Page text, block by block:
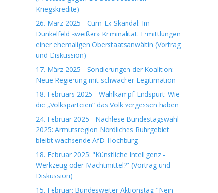
Kriegskredite)
26. März 2025 - Cum-Ex-Skandal: Im
Dunkelfeld «weißer» Kriminalität. Ermittlungen
einer ehemaligen Oberstaatsanwältin (Vortrag
und Diskussion)
17. März 2025 - Sondierungen der Koalition:
Neue Regierung mit schwacher Legitimation
18. Februars 2025 - Wahlkampf-Endspurt: Wie
die „Volksparteien“ das Volk vergessen haben
24. Februar 2025 - Nachlese Bundestagswahl
2025: Armutsregion Nördliches Ruhrgebiet
bleibt wachsende AfD-Hochburg
18. Februar 2025: "Künstliche Intelligenz -
Werkzeug oder Machtmittel?" (Vortrag und
Diskussion)
15. Februar: Bundesweiter Aktionstag "Nein